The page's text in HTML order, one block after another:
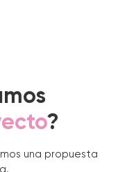
?
una propuesta